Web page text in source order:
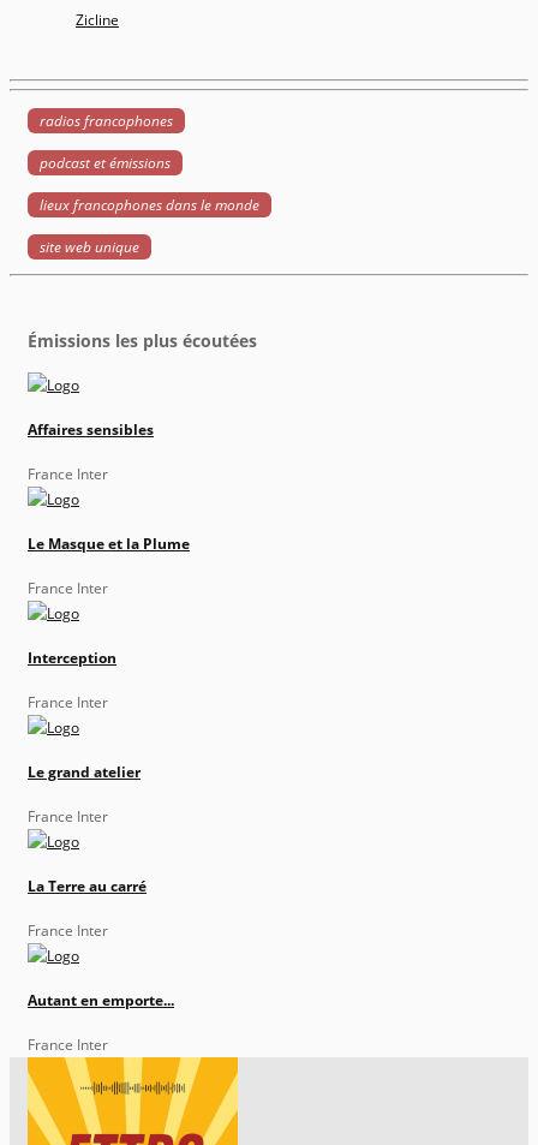
Zicline
radios francophones
podcast et émissions
lieux francophones dans le monde
site web unique
Émissions les plus écoutées
Affaires sensibles
France Inter
Le Masque et la Plume
France Inter
Interception
France Inter
Le grand atelier
France Inter
La Terre au carré
France Inter
Autant en emporte...
France Inter